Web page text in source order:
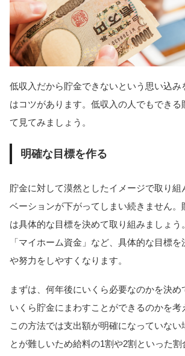
低収入だから貯金できないという思い込み
はコツがあります。低収入の人でもできる
て見てみましょう。
明確な目標を作る
貯金に対して漠然としたイメージで取り組
ベーションが下がってしまい続きません。
は具体的な目標を決めて取り組みましょう
「マイホーム資金」など、具体的な目標
や努力をしやすくなります。
まずは、何年後にいくら必要なのかを決め
いくら貯金にまわすことができるのかを考
この方法では支出額が明確になっていない
とが難しいため給料の1割や2割といった